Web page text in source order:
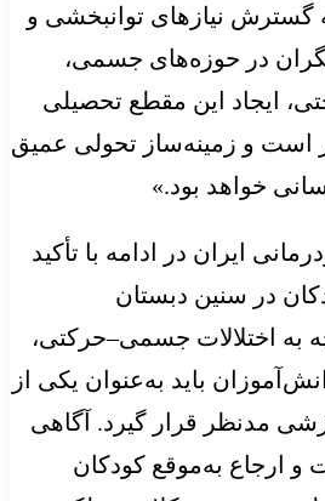
گسترش نیازهای توانبخشی و
در حوزه‌های جسمی،
ایجاد این مقطع تحصیلی
است و زمینه‌ساز تحولی عمیق
خواهد بود.»
ایران در ادامه با تأکید
در سنین دبستان
به اختلالات جسمی–حرکتی،
باید به‌عنوان یکی از
مدنظر قرار گیرد. آگاهی
و ارجاع به‌موقع کودکان